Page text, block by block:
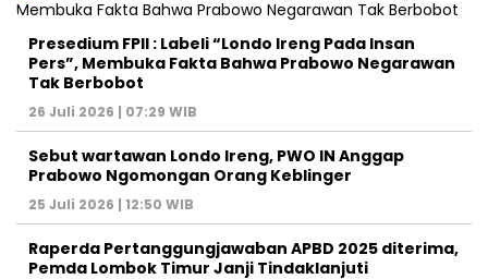
Presedium FPII : Labeli “Londo Ireng Pada Insan
Pers”, Membuka Fakta Bahwa Prabowo Negarawan
Tak Berbobot
26 Juli 2026 | 07:29 WIB
Sebut wartawan Londo Ireng, PWO IN Anggap
Prabowo Ngomongan Orang Keblinger
25 Juli 2026 | 12:50 WIB
Raperda Pertanggungjawaban APBD 2025 diterima,
Pemda Lombok Timur Janji Tindaklanjuti